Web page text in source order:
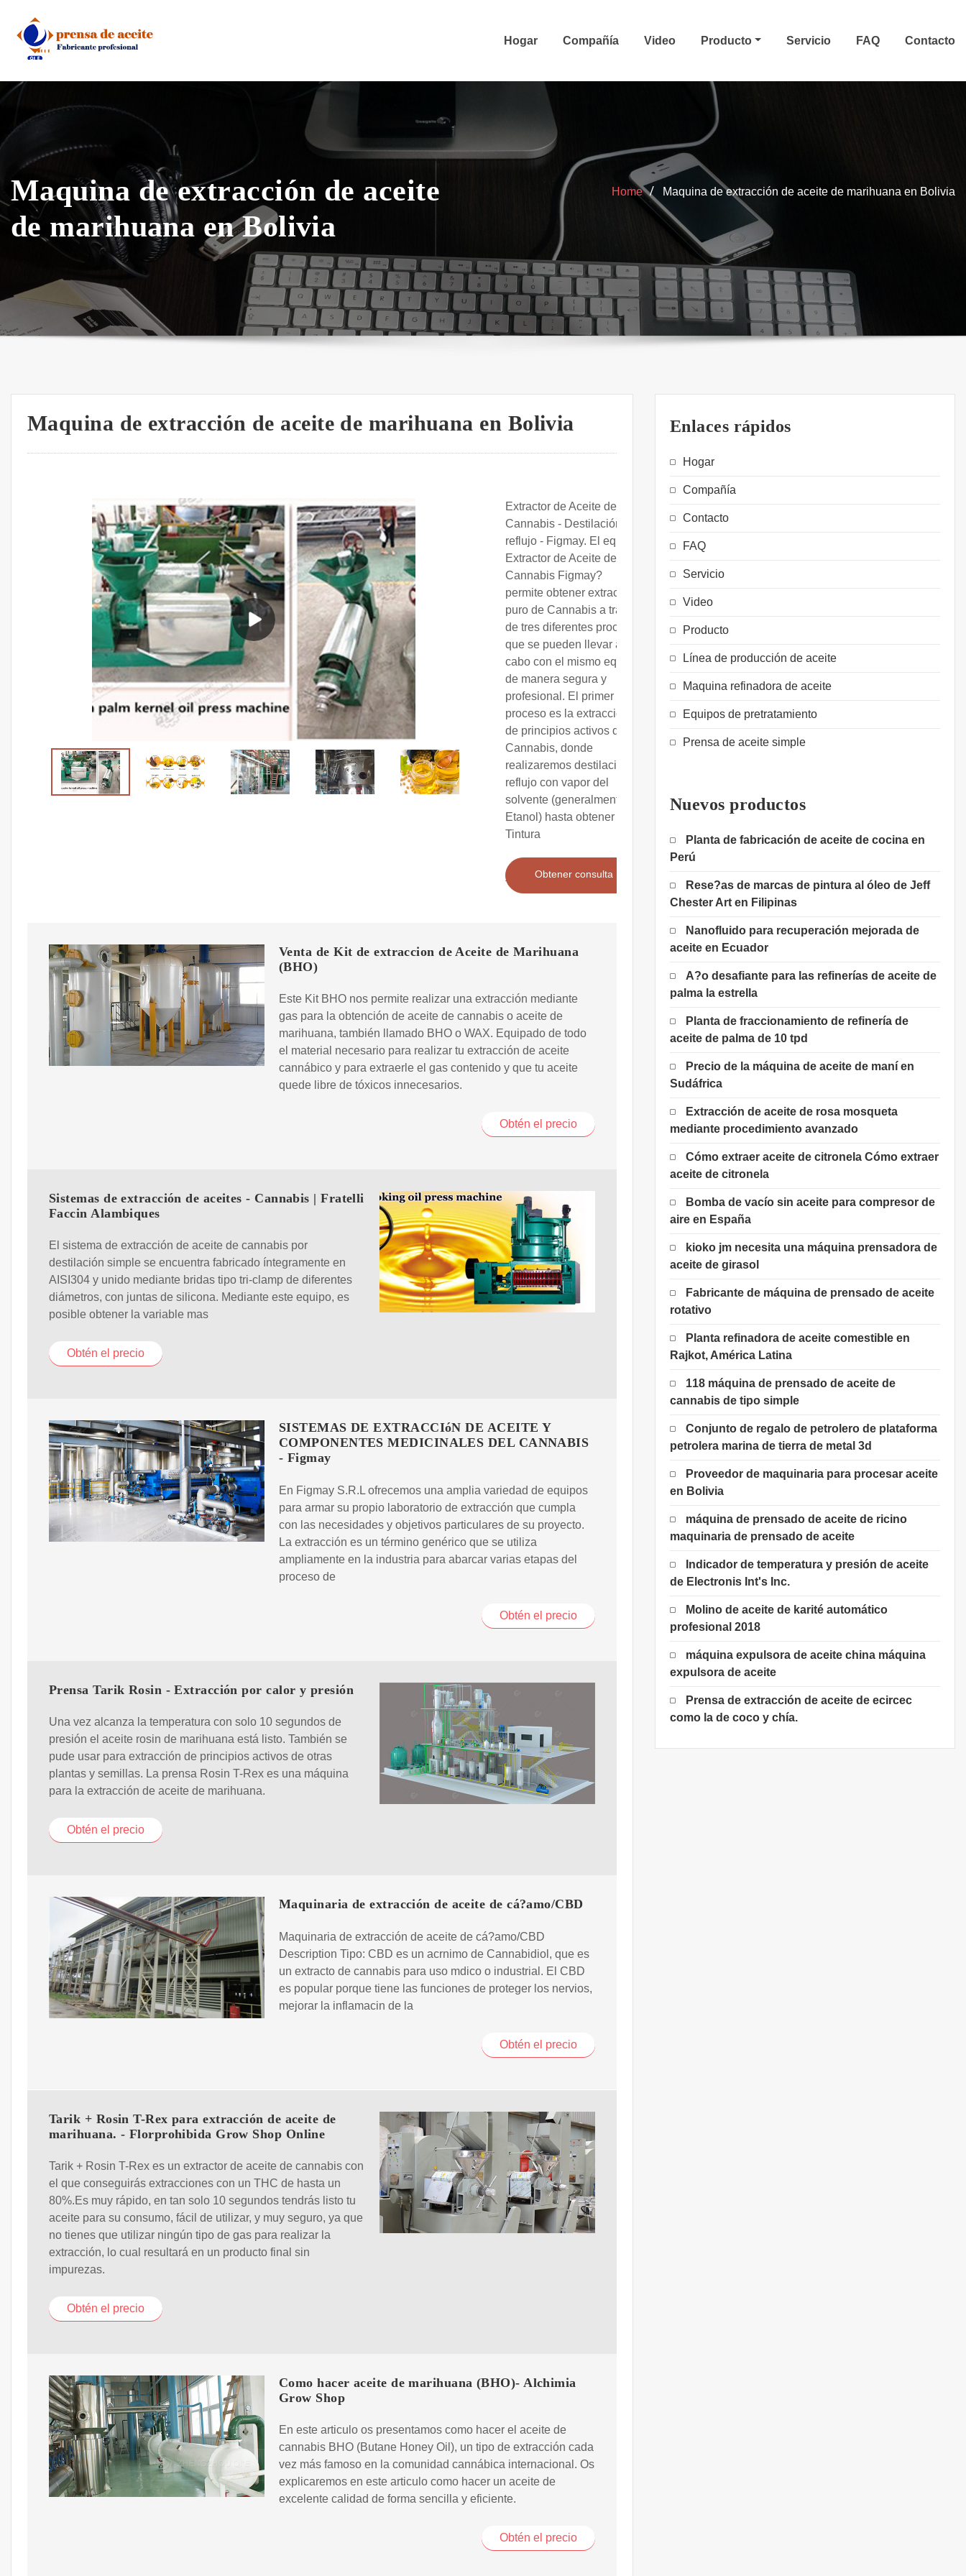
content
Hogar Compañía Video Producto Servicio FAQ Contacto
Maquina de extracción de aceite
de marihuana en Bolivia
Home Maquina de extracción de aceite de marihuana en Bolivia
Maquina de extracción de aceite de marihuana en Bolivia
Extractor de Aceite de
Cannabis - Destilación a
reflujo - Figmay. El equipo
Extractor de Aceite de
Cannabis Figmay?
permite obtener extracto
puro de Cannabis a través
de tres diferentes procesos
que se pueden llevar a
cabo con el mismo equipo,
de manera segura y
profesional. El primer
proceso es la extracción
de principios activos del
Cannabis, donde
realizaremos destilación a
reflujo con vapor del
solvente (generalmente
Etanol) hasta obtener la
Tintura
Obtener consulta
Venta de Kit de extraccion de Aceite de Marihuana
(BHO)
Este Kit BHO nos permite realizar una extracción mediante
gas para la obtención de aceite de cannabis o aceite de
marihuana, también llamado BHO o WAX. Equipado de todo
el material necesario para realizar tu extracción de aceite
cannábico y para extraerle el gas contenido y que tu aceite
quede libre de tóxicos innecesarios.
Obtén el precio
Sistemas de extracción de aceites - Cannabis | Fratelli
Faccin Alambiques
El sistema de extracción de aceite de cannabis por
destilación simple se encuentra fabricado íntegramente en
AISI304 y unido mediante bridas tipo tri-clamp de diferentes
diámetros, con juntas de silicona. Mediante este equipo, es
posible obtener la variable mas
Obtén el precio
SISTEMAS DE EXTRACCIóN DE ACEITE Y
COMPONENTES MEDICINALES DEL CANNABIS
- Figmay
En Figmay S.R.L ofrecemos una amplia variedad de equipos
para armar su propio laboratorio de extracción que cumpla
con las necesidades y objetivos particulares de su proyecto.
La extracción es un término genérico que se utiliza
ampliamente en la industria para abarcar varias etapas del
proceso de
Obtén el precio
Prensa Tarik Rosin - Extracción por calor y presión
Una vez alcanza la temperatura con solo 10 segundos de
presión el aceite rosin de marihuana está listo. También se
pude usar para extracción de principios activos de otras
plantas y semillas. La prensa Rosin T-Rex es una máquina
para la extracción de aceite de marihuana.
Obtén el precio
Maquinaria de extracción de aceite de cá?amo/CBD
Maquinaria de extracción de aceite de cá?amo/CBD
Description Tipo: CBD es un acrnimo de Cannabidiol, que es
un extracto de cannabis para uso mdico o industrial. El CBD
es popular porque tiene las funciones de proteger los nervios,
mejorar la inflamacin de la
Obtén el precio
Tarik + Rosin T-Rex para extracción de aceite de
marihuana. - Florprohibida Grow Shop Online
Tarik + Rosin T-Rex es un extractor de aceite de cannabis con
el que conseguirás extracciones con un THC de hasta un
80%.Es muy rápido, en tan solo 10 segundos tendrás listo tu
aceite para su consumo, fácil de utilizar, y muy seguro, ya que
no tienes que utilizar ningún tipo de gas para realizar la
extracción, lo cual resultará en un producto final sin
impurezas.
Obtén el precio
Como hacer aceite de marihuana (BHO)- Alchimia
Grow Shop
En este articulo os presentamos como hacer el aceite de
cannabis BHO (Butane Honey Oil), un tipo de extracción cada
vez más famoso en la comunidad cannábica internacional. Os
explicaremos en este articulo como hacer un aceite de
excelente calidad de forma sencilla y eficiente.
Obtén el precio
Enlaces rápidos
Hogar
Compañía
Contacto
FAQ
Servicio
Video
Producto
Línea de producción de aceite
Maquina refinadora de aceite
Equipos de pretratamiento
Prensa de aceite simple
Nuevos productos
Planta de fabricación de aceite de cocina en
Perú
Rese?as de marcas de pintura al óleo de Jeff
Chester Art en Filipinas
Nanofluido para recuperación mejorada de
aceite en Ecuador
A?o desafiante para las refinerías de aceite de
palma la estrella
Planta de fraccionamiento de refinería de
aceite de palma de 10 tpd
Precio de la máquina de aceite de maní en
Sudáfrica
Extracción de aceite de rosa mosqueta
mediante procedimiento avanzado
Cómo extraer aceite de citronela Cómo extraer
aceite de citronela
Bomba de vacío sin aceite para compresor de
aire en España
kioko jm necesita una máquina prensadora de
aceite de girasol
Fabricante de máquina de prensado de aceite
rotativo
Planta refinadora de aceite comestible en
Rajkot, América Latina
118 máquina de prensado de aceite de
cannabis de tipo simple
Conjunto de regalo de petrolero de plataforma
petrolera marina de tierra de metal 3d
Proveedor de maquinaria para procesar aceite
en Bolivia
máquina de prensado de aceite de ricino
maquinaria de prensado de aceite
Indicador de temperatura y presión de aceite
de Electronis Int's Inc.
Molino de aceite de karité automático
profesional 2018
máquina expulsora de aceite china máquina
expulsora de aceite
Prensa de extracción de aceite de ecircec
como la de coco y chía.